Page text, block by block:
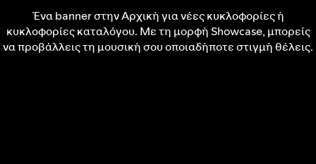
Ένα banner στην Αρχική για νέες κυκλοφορίες ή
κυκλοφορίες καταλόγου. Με τη μορφή Showcase, μπορείς
να προβάλλεις τη μουσική σου οποιαδήποτε στιγμή θέλεις.